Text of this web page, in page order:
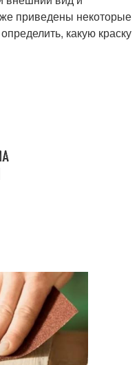
приведены некоторые
какую краску